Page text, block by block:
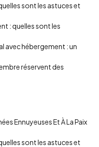
sont les astuces et
: quelles sont les
avec hébergement : un
réservent des
Ennuyeuses Et À La Paix
sont les astuces et